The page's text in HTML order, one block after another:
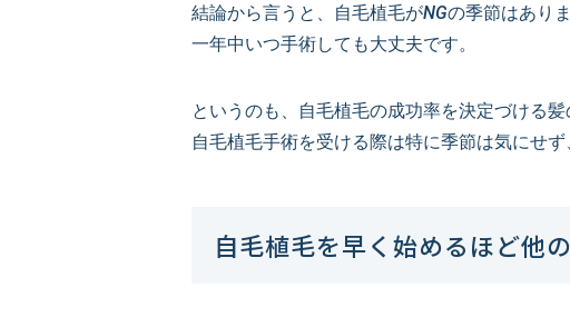
結論から言うと、自毛植毛がNGの季節はありま
一年中いつ手術しても大丈夫です。
というのも、自毛植毛の成功率を決定づける
自毛植毛手術を受ける際は特に季節は気にせ
自毛植毛を早く始めるほど他